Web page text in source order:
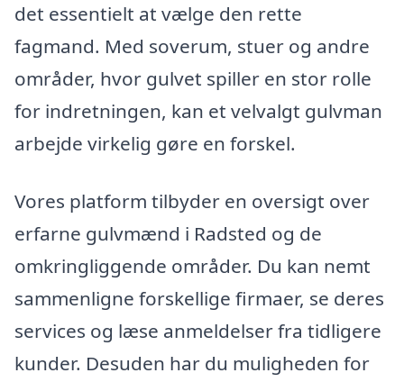
det essentielt at vælge den rette
fagmand. Med soverum, stuer og andre
områder, hvor gulvet spiller en stor rolle
for indretningen, kan et velvalgt gulvman
arbejde virkelig gøre en forskel.
Vores platform tilbyder en oversigt over
erfarne gulvmænd i Radsted og de
omkringliggende områder. Du kan nemt
sammenligne forskellige firmaer, se deres
services og læse anmeldelser fra tidligere
kunder. Desuden har du muligheden for